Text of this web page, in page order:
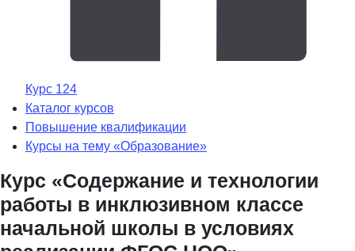
Курс 124
Каталог курсов
Повышение квалификации
Курсы на тему «Образование»
Курс «Содержание и технологии
работы в инклюзивном классе
начальной школы в условиях